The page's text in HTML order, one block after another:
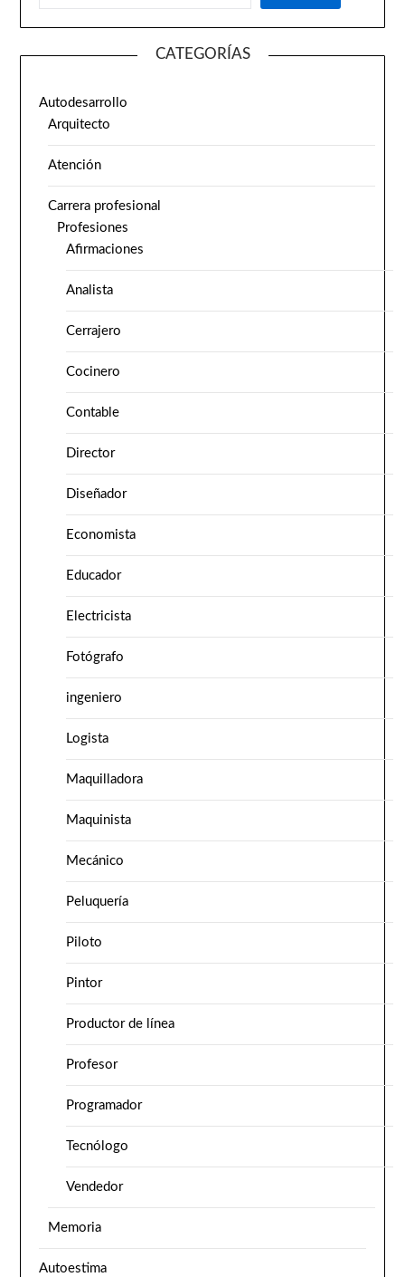
CATEGORÍAS
Autodesarrollo
Arquitecto
Atención
Carrera profesional
Profesiones
Afirmaciones
Analista
Cerrajero
Cocinero
Contable
Director
Diseñador
Economista
Educador
Electricista
Fotógrafo
ingeniero
Logista
Maquilladora
Maquinista
Mecánico
Peluquería
Piloto
Pintor
Productor de línea
Profesor
Programador
Tecnólogo
Vendedor
Memoria
Autoestima